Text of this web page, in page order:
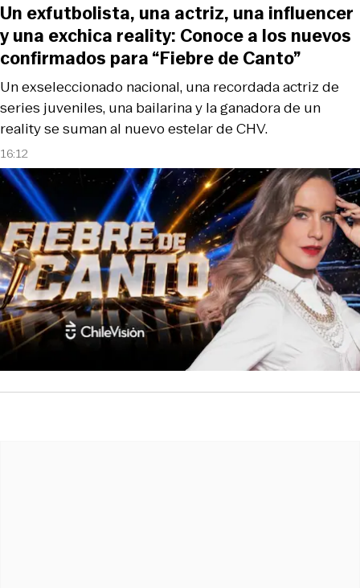
16:12
Un exseleccionado nacional, una recordada actriz de
series juveniles, una bailarina y la ganadora de un
reality se suman al nuevo estelar de CHV.
Un exfutbolista, una actriz, una influencer
y una exchica reality: Conoce a los nuevos
confirmados para “Fiebre de Canto”